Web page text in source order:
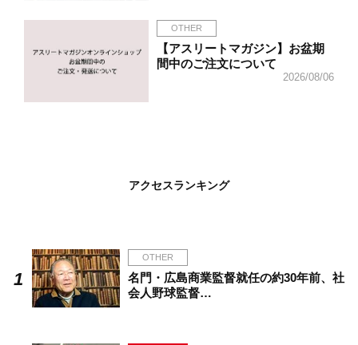
OTHER
【アスリートマガジン】お盆期
間中のご注文について
2026/08/06
アクセスランキング
OTHER
名門・広島商業監督就任の約30年前、社
会人野球監督…